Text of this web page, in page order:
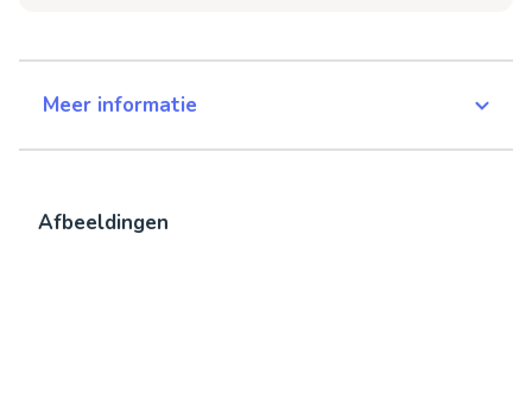
Meer informatie
Afbeeldingen